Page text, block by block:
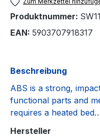
Produktnummer:
EAN: 5903707918317
Beschreibung
ABS is a strong,
functional parts and
requires a heated
Hersteller